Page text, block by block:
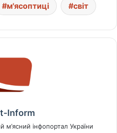
м'ясоптиці світ
Inform
інфопортал України